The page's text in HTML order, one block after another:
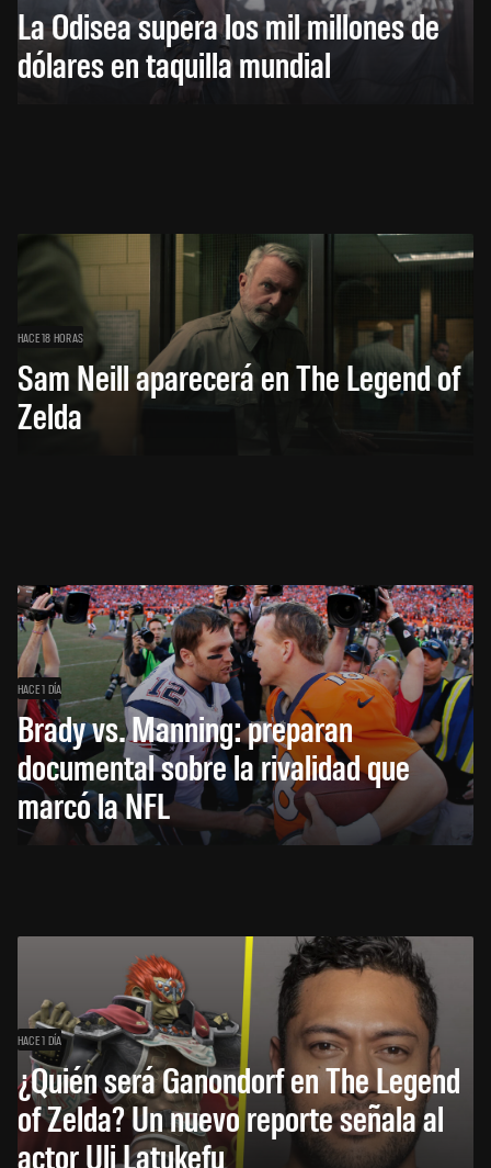
La Odisea supera los mil millones de
dólares en taquilla mundial
HACE 18 HORAS
Sam Neill aparecerá en The Legend of
Zelda
HACE 1 DÍA
Brady vs. Manning: preparan
documental sobre la rivalidad que
marcó la NFL
HACE 1 DÍA
¿Quién será Ganondorf en The Legend
of Zelda? Un nuevo reporte señala al
actor Uli Latukefu